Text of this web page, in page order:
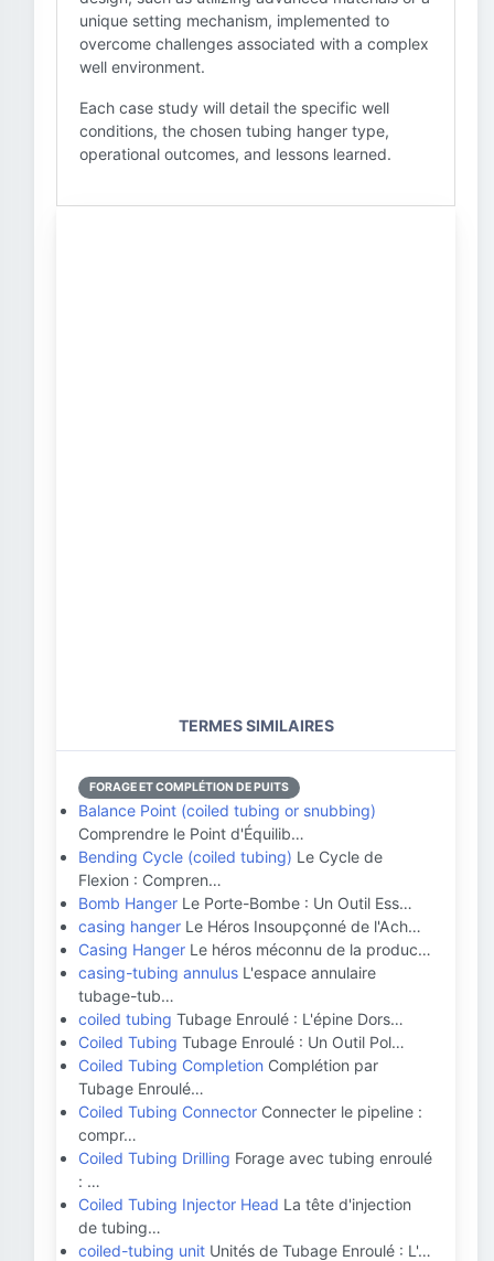
unique setting mechanism, implemented to
overcome challenges associated with a complex
well environment.
Each case study will detail the specific well
conditions, the chosen tubing hanger type,
operational outcomes, and lessons learned.
TERMES SIMILAIRES
FORAGE ET COMPLÉTION DE PUITS
Balance Point (coiled tubing or snubbing)
Comprendre le Point d'Équilib…
Bending Cycle (coiled tubing) Le Cycle de
Flexion : Compren…
Bomb Hanger Le Porte-Bombe : Un Outil Ess…
casing hanger Le Héros Insoupçonné de l'Ach…
Casing Hanger Le héros méconnu de la produc…
casing-tubing annulus L'espace annulaire
tubage-tub…
coiled tubing Tubage Enroulé : L'épine Dors…
Coiled Tubing Tubage Enroulé : Un Outil Pol…
Coiled Tubing Completion Complétion par
Tubage Enroulé…
Coiled Tubing Connector Connecter le pipeline :
compr…
Coiled Tubing Drilling Forage avec tubing enroulé
: …
Coiled Tubing Injector Head La tête d'injection
de tubing…
coiled-tubing unit Unités de Tubage Enroulé : L'…